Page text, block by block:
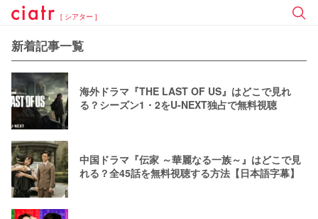
[ シアター ]
新着記事一覧
海外ドラマ『THE LAST OF US』はどこで見れ
る？シーズン1・2をU-NEXT独占で無料視聴
中国ドラマ『伝家 ～華麗なる一族～』はどこで見
れる？全45話を無料視聴する方法【日本語字幕】